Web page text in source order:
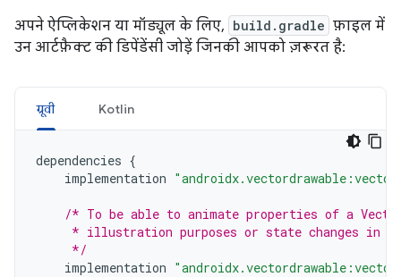
अपने ऐप्लिकेशन या मॉड्यूल के लिए, build.gradle फ़ाइल में
उन आर्टफ़ैक्ट की डिपेंडेंसी जोड़ें जिनकी आपको ज़रूरत है:
ग्रूवी Kotlin
dependencies {
implementation
/* To be able to animate properties of a
* illustration purposes or state changes in
     */
implementation